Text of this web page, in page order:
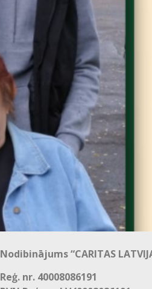
Nodibinājums “CARITAS
Reģ. nr. 40008086191